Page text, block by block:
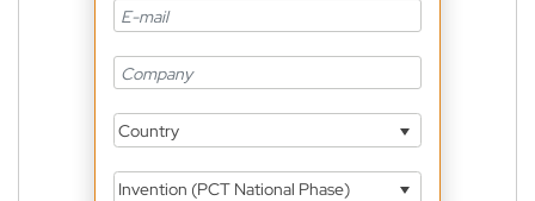
Country
Invention (PCT National Phase)